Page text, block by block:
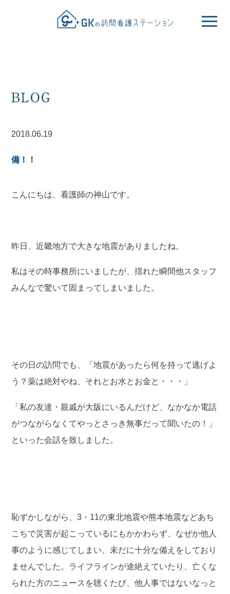
2018.06.19
備！！
こんにちは、看護師の神山です。
昨日、近畿地方で大きな地震がありましたね。
私はその時事務所にいましたが、揺れた瞬間他スタッフ
みんなで驚いて固まってしまいました。
その日の訪問でも、「地震があったら何を持って逃げよ
う？薬は絶対やね、それとお水とお金と・・・」
「私の友達・親戚が大阪にいるんだけど、なかなか電話
がつながらなくてやっとさっき無事だって聞いたの！」
といった会話を致しました。
恥ずかしながら、3・11の東北地震や熊本地震などあち
こちで災害が起こっているにもかかわらず、なぜか他人
事のように感じてしまい、未だに十分な備えをしており
ませんでした。ライフラインが途絶えていたり、亡くな
られた方のニュースを聴くたび、他人事ではないなっと